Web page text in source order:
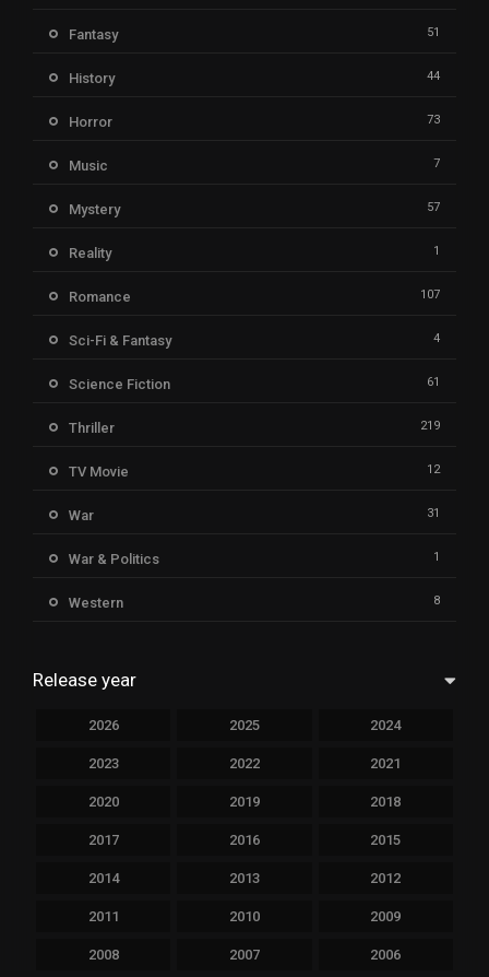
Fantasy 51
History 44
Horror 73
Music 7
Mystery 57
Reality 1
Romance 107
Sci-Fi & Fantasy 4
Science Fiction 61
Thriller 219
TV Movie 12
War 31
War & Politics 1
Western 8
Release year
2026 2025 2024
2023 2022 2021
2020 2019 2018
2017 2016 2015
2014 2013 2012
2011 2010 2009
2008 2007 2006